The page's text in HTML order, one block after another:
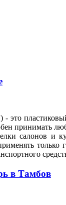
это
принимать
салонов и
в Тамбов